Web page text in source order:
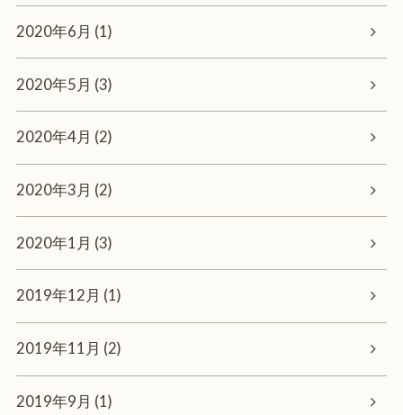
2020年6月 (1)
2020年5月 (3)
2020年4月 (2)
2020年3月 (2)
2020年1月 (3)
2019年12月 (1)
2019年11月 (2)
2019年9月 (1)